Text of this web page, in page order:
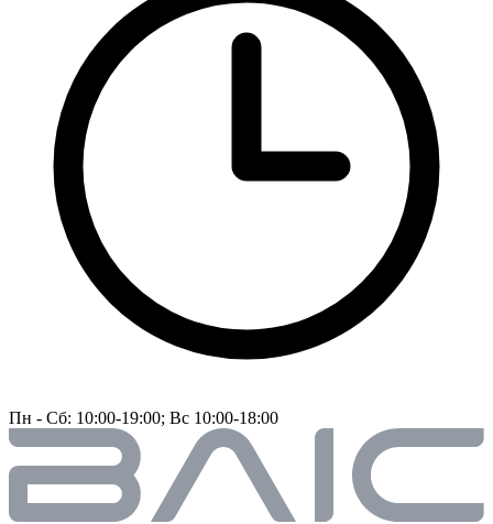
Пн - Сб: 10:00-19:00; Вс 10:00-18:00